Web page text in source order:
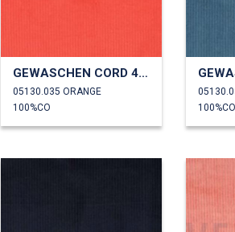
GEWASCHEN CORD 4.5W
05130.035 ORANGE
100%CO
100%CO